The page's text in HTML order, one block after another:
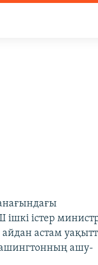
істер
астам
ашу-